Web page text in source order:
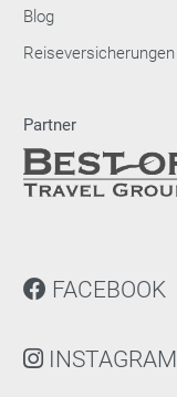
Blog
Reiseversicherungen
Partner
FACEBOOK
INSTAGRAM